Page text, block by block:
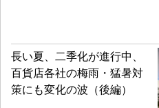
長い夏、二季化が進行中、
百貨店各社の梅雨・猛暑対
策にも変化の波（後編）